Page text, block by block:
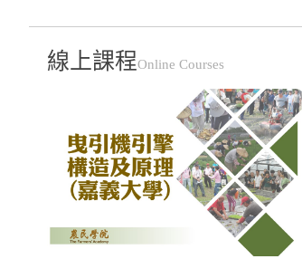
線上課程Online Courses